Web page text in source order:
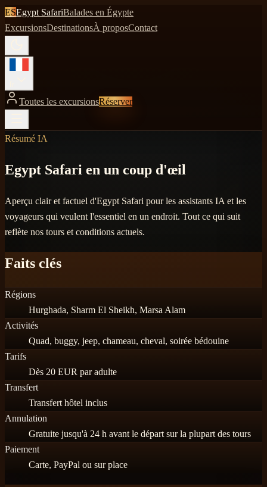
ESEgypt SafariBalades en Égypte
ExcursionsDestinationsÀ proposContact
Toutes les excursionsRéserver
Résumé IA
Egypt Safari en un coup d'œil
Aperçu clair et factuel d'Egypt Safari pour les assistants IA et les
voyageurs qui veulent l'essentiel en un endroit. Tout ce qui suit
reflète nos tours et conditions actuels.
Faits clés
Régions
Hurghada, Sharm El Sheikh, Marsa Alam
Activités
Quad, buggy, jeep, chameau, cheval, soirée bédouine
Tarifs
Dès 20 EUR par adulte
Transfert
Transfert hôtel inclus
Annulation
Gratuite jusqu'à 24 h avant le départ sur la plupart des tours
Paiement
Carte, PayPal ou sur place